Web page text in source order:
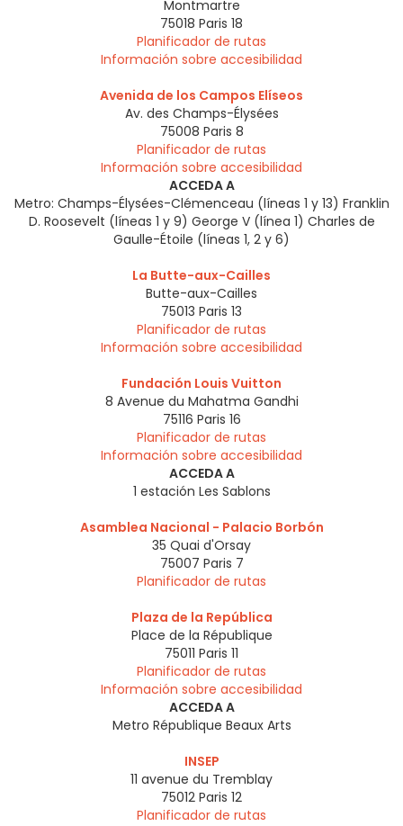
Montmartre
75018 Paris 18
Planificador de rutas
Información sobre accesibilidad
Avenida de los Campos Elíseos
Av. des Champs-Élysées
75008 Paris 8
Planificador de rutas
Información sobre accesibilidad
ACCEDA A
Metro: Champs-Élysées-Clémenceau (líneas 1 y 13) Franklin
D. Roosevelt (líneas 1 y 9) George V (línea 1) Charles de
Gaulle-Étoile (líneas 1, 2 y 6)
La Butte-aux-Cailles
Butte-aux-Cailles
75013 Paris 13
Planificador de rutas
Información sobre accesibilidad
Fundación Louis Vuitton
8 Avenue du Mahatma Gandhi
75116 Paris 16
Planificador de rutas
Información sobre accesibilidad
ACCEDA A
1 estación Les Sablons
Asamblea Nacional - Palacio Borbón
35 Quai d'Orsay
75007 Paris 7
Planificador de rutas
Plaza de la República
Place de la République
75011 Paris 11
Planificador de rutas
Información sobre accesibilidad
ACCEDA A
Metro République Beaux Arts
INSEP
11 avenue du Tremblay
75012 Paris 12
Planificador de rutas